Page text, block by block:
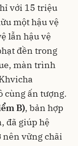
với 15 triệu
một hậu vệ
lẫn hậu vệ
đền trong
màn trình
cùng ấn tượng.
B), bản hợp
đã giúp hệ
nên vững chãi